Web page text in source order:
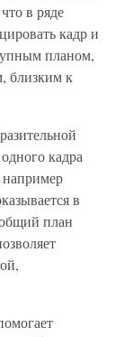
в ряде
кадр и
планом,
близким к
кадра
в
план